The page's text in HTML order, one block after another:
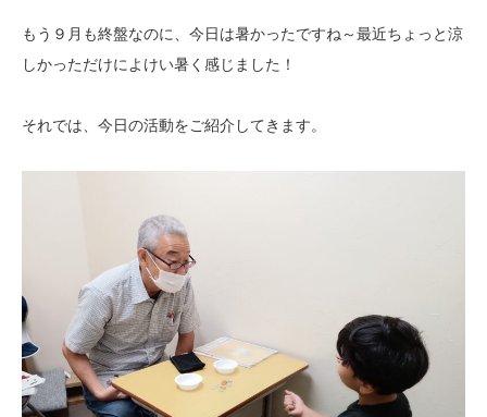
もう９月も終盤なのに、今日は暑かったですね～最近ちょっと涼
しかっただけによけい暑く感じました！
それでは、今日の活動をご紹介してきます。